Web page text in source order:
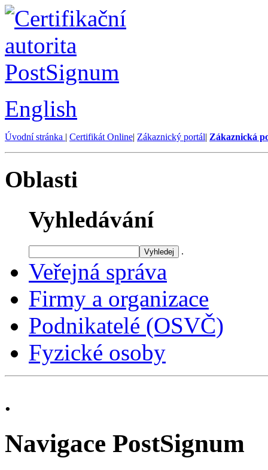
English
Úvodní stránka | Certifikát Online| Zákaznický portál| Zákaznická
Oblasti
Vyhledávání
.
Veřejná správa
Firmy a organizace
Podnikatelé (OSVČ)
Fyzické osoby
.
Navigace PostSignum